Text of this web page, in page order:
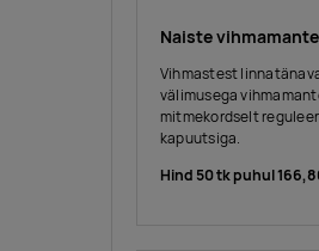
Naiste
Vihmastest
välimusega
mitmekordselt
kapuutsiga.
Hind 50 tk puhul